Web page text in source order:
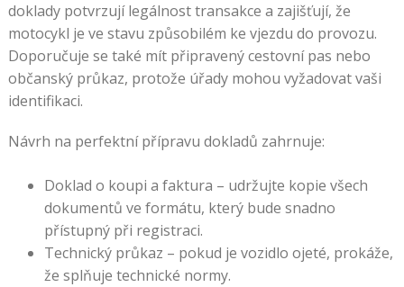
doklady potvrzují legálnost transakce a zajišťují, že
motocykl je ve stavu způsobilém ke vjezdu do provozu.
Doporučuje se také mít připravený cestovní pas nebo
občanský průkaz, protože úřady mohou vyžadovat vaši
identifikaci.
Návrh na perfektní přípravu dokladů zahrnuje:
Doklad o koupi a faktura – udržujte kopie všech
dokumentů ve formátu, který bude snadno
přístupný při registraci.
Technický průkaz – pokud je vozidlo ojeté, prokáže,
že splňuje technické normy.